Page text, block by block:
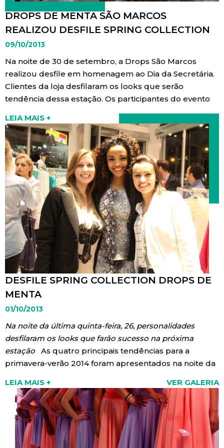
DROPS DE MENTA SÃO MARCOS
REALIZOU DESFILE SPRING COLLECTION
09/10/2013
Na noite de 30 de setembro, a Drops São Marcos
realizou desfile em homenagem ao Dia da Secretária.
Clientes da loja desfilaram os looks que serão
tendência dessa estação. Os participantes do evento
ainda participaram de um sorteio de brindes ao final
do evento.
LEIA MAIS +
DESFILE SPRING COLLECTION DROPS DE
MENTA
01/10/2013
Na noite da última quinta-feira, 26, personalidades
desfilaram os looks que farão sucesso na próxima
estação
As quatro principais tendências para a
primavera-verão 2014 foram apresentados na noite da
Cores flúor, transparências, geometrização, além de
um mix de etnias inspiradas nas viagens ao redor do
mundo estiveram presentes no desfile. Na passarela, a
estrela da noite foi Lucy Ramos, atriz global que
ganhou os holofotes ao interpretar a dama de
LEIA MAIS + VER GALERIA